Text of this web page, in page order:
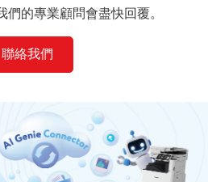
的專業顧問會盡快回覆。
聯絡我們